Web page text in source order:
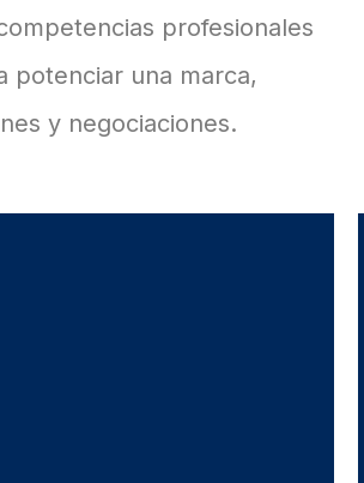
profesionales
potenciar una marca,
y negociaciones.